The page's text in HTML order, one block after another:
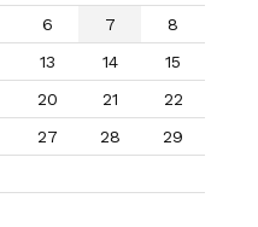
6 7
8
13 14
15
20 21
22
27 28
29